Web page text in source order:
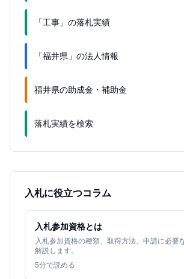
「工事」の落札実績
「福井県」の法人情報
福井県の助成金・補助金
落札実績を検索
入札に役立つコラム
入札参加資格とは
入札参加資格の種類、取得方法、申請に必要
解説します。
5分で読める